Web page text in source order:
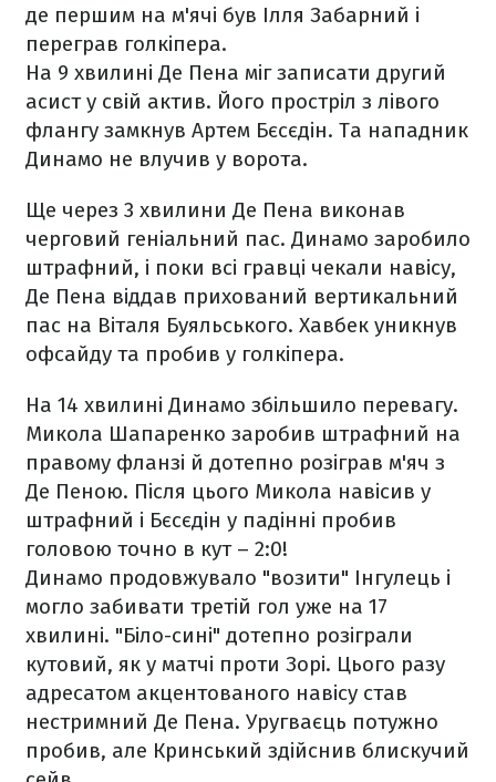
де першим на м'ячі був Ілля Забарний і
переграв голкіпера.
На 9 хвилині Де Пена міг записати другий
асист у свій актив. Його простріл з лівого
флангу замкнув Артем Бєсєдін. Та нападник
Динамо не влучив у ворота.
Ще через 3 хвилини Де Пена виконав
черговий геніальний пас. Динамо заробило
штрафний, і поки всі гравці чекали навісу,
Де Пена віддав прихований вертикальний
пас на Віталя Буяльського. Хавбек уникнув
офсайду та пробив у голкіпера.
На 14 хвилині Динамо збільшило перевагу.
Микола Шапаренко заробив штрафний на
правому фланзі й дотепно розіграв м'яч з
Де Пеною. Після цього Микола навісив у
штрафний і Бєсєдін у падінні пробив
головою точно в кут – 2:0!
Динамо продовжувало "возити" Інгулець і
могло забивати третій гол уже на 17
хвилині. "Біло-сині" дотепно розіграли
кутовий, як у матчі проти Зорі. Цього разу
адресатом акцентованого навісу став
нестримний Де Пена. Уругваєць потужно
пробив, але Кринський здійснив блискучий